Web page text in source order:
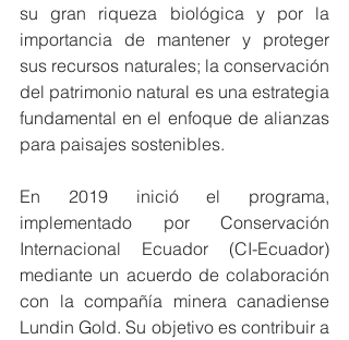
su gran riqueza biológica y por la
importancia de mantener y proteger
sus recursos naturales; la conservación
del patrimonio natural es una estrategia
fundamental en el enfoque de alianzas
para paisajes sostenibles.
En 2019 inició el programa,
implementado por Conservación
Internacional Ecuador (CI-Ecuador)
mediante un acuerdo de colaboración
con la compañía minera canadiense
Lundin Gold. Su objetivo es contribuir a